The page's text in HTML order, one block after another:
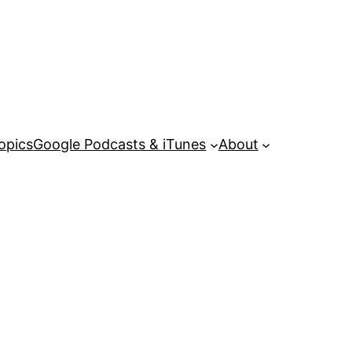
Google Podcasts & iTunes About